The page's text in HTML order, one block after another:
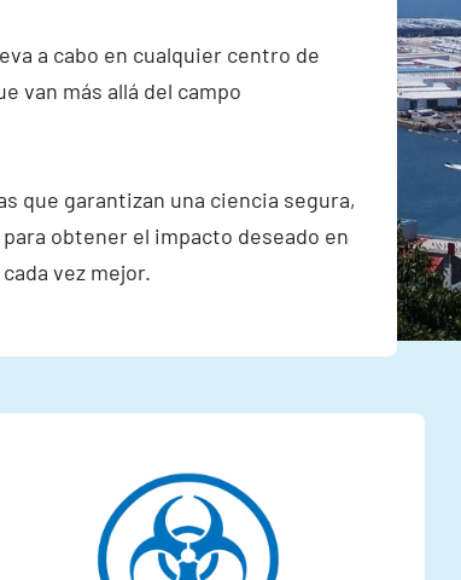
a cabo en cualquier centro de
van más allá del campo
que garantizan una ciencia segura,
obtener el impacto deseado en
vez mejor.